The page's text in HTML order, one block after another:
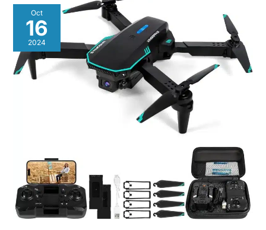
Oct
16
2024